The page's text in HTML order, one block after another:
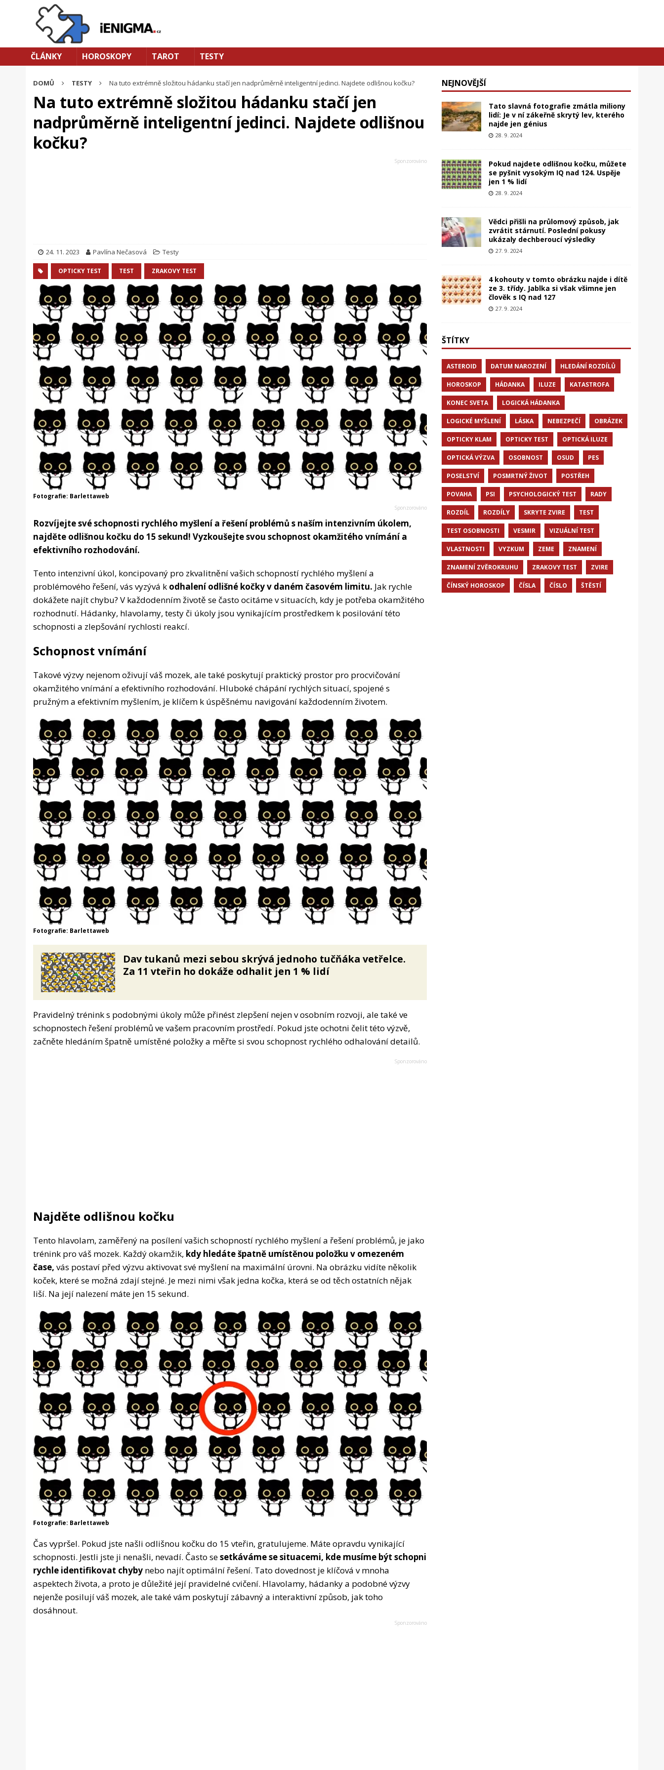
ČLÁNKY HOROSKOPY TAROT TESTY
DOMŮ TESTY Na tuto extrémně složitou hádanku stačí jen nadprůměrně inteligentní jedinci. Najdete odlišnou kočku?
Na tuto extrémně složitou hádanku stačí jen
nadprůměrně inteligentní jedinci. Najdete odlišnou
kočku?
24. 11. 2023 Pavlína Nečasová Testy
OPTICKY TEST TEST ZRAKOVY TEST
Fotografie: Barlettaweb
Rozvíjejte své schopnosti rychlého myšlení a řešení problémů s naším intenzivním úkolem,
najděte odlišnou kočku do 15 sekund! Vyzkoušejte svou schopnost okamžitého vnímání a
efektivního rozhodování.
Tento intenzivní úkol, koncipovaný pro zkvalitnění vašich schopností rychlého myšlení a
problémového řešení, vás vyzývá k odhalení odlišné kočky v daném časovém limitu. Jak rychle
dokážete najít chybu? V každodenním životě se často ocitáme v situacích, kdy je potřeba okamžitého
rozhodnutí. Hádanky, hlavolamy, testy či úkoly jsou vynikajícím prostředkem k posilování této
schopnosti a zlepšování rychlosti reakcí.
Schopnost vnímání
Takové výzvy nejenom oživují váš mozek, ale také poskytují praktický prostor pro procvičování
okamžitého vnímání a efektivního rozhodování. Hluboké chápání rychlých situací, spojené s
pružným a efektivním myšlením, je klíčem k úspěšnému navigování každodenním životem.
Fotografie: Barlettaweb
Dav tukanů mezi sebou skrývá jednoho tučňáka vetřelce.
Za 11 vteřin ho dokáže odhalit jen 1 % lidí
Pravidelný trénink s podobnými úkoly může přinést zlepšení nejen v osobním rozvoji, ale také ve
schopnostech řešení problémů ve vašem pracovním prostředí. Pokud jste ochotni čelit této výzvě,
začněte hledáním špatně umístěné položky a měřte si svou schopnost rychlého odhalování detailů.
Najděte odlišnou kočku
Tento hlavolam, zaměřený na posílení vašich schopností rychlého myšlení a řešení problémů, je jako
trénink pro váš mozek. Každý okamžik, kdy hledáte špatně umístěnou položku v omezeném
čase, vás postaví před výzvu aktivovat své myšlení na maximální úrovni. Na obrázku vidíte několik
koček, které se možná zdají stejné. Je mezi nimi však jedna kočka, která se od těch ostatních nějak
liší. Na její nalezení máte jen 15 sekund.
Fotografie: Barlettaweb
Čas vypršel. Pokud jste našli odlišnou kočku do 15 vteřin, gratulujeme. Máte opravdu vynikající
schopnosti. Jestli jste ji nenašli, nevadí. Často sesetkáváme se situacemi, kde musíme být schopni
rychle identifikovat chyby nebo najít optimální řešení. Tato dovednost je klíčová v mnoha
aspektech života, a proto je důležité její pravidelné cvičení. Hlavolamy, hádanky a podobné výzvy
nejenže posilují váš mozek, ale také vám poskytují zábavný a interaktivní způsob, jak toho
dosáhnout.
NEJNOVĚJŠÍ
Tato slavná fotografie zmátla miliony
lidí: Je v ní zákeřně skrytý lev, kterého
najde jen génius
28. 9. 2024
Pokud najdete odlišnou kočku, můžete
se pyšnit vysokým IQ nad 124. Uspěje
jen 1 % lidí
28. 9. 2024
Vědci přišli na průlomový způsob, jak
zvrátit stárnutí. Poslední pokusy
ukázaly dechberoucí výsledky
27. 9. 2024
4 kohouty v tomto obrázku najde i dítě
ze 3. třídy. Jablka si však všimne jen
člověk s IQ nad 127
27. 9. 2024
ŠTÍTKY
ASTEROID DATUM NAROZENÍ HLEDÁNÍ ROZDÍLŮ
HOROSKOP HÁDANKA ILUZE KATASTROFA
KONEC SVETA LOGICKÁ HÁDANKA
LOGICKÉ MYŠLENÍ LÁSKA NEBEZPEČÍ OBRÁZEK
OPTICKY KLAM OPTICKY TEST OPTICKÁ ILUZE
OPTICKÁ VÝZVA OSOBNOST OSUD PES
POSELSTVÍ POSMRTNÝ ŽIVOT POSTŘEH
POVAHA PSI PSYCHOLOGICKÝ TEST RADY
ROZDÍL ROZDÍLY SKRYTE ZVIRE TEST
TEST OSOBNOSTI VESMIR VIZUÁLNÍ TEST
VLASTNOSTI VYZKUM ZEME ZNAMENÍ
ZNAMENÍ ZVĚROKRUHU ZRAKOVY TEST ZVIRE
ČÍNSKÝ HOROSKOP ČÍSLA ČÍSLO ŠTĚSTÍ